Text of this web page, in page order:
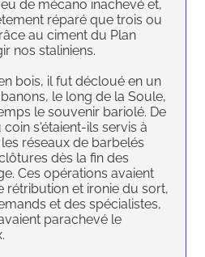
de mécano inachevé et,
réparé que trois ou
au ciment du Plan
nos staliniens.
bois, il fut décloué en un
le long de la Soule,
le souvenir bariolé. De
s'étaient-ils servis à
réseaux de barbelés
dès la fin des
Ces opérations avaient
rétribution et ironie du sort,
et des spécialistes,
parachevé le